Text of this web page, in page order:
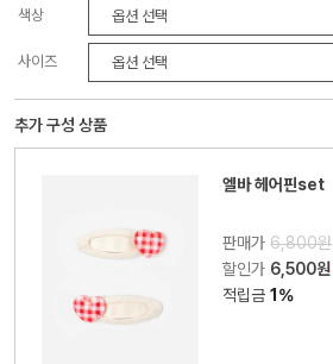
색상
사이즈
추가 구성 상품
엘바 헤어핀set
판매가6,800원
할인가 6,500원
적립금1%